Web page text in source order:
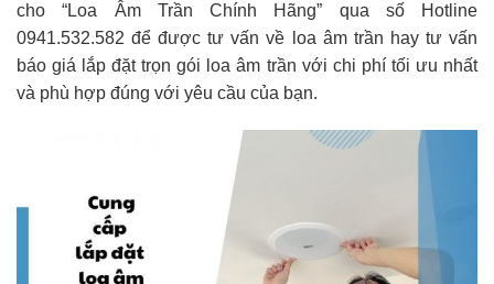
cho “Loa Âm Trần Chính Hãng” qua số Hotline
0941.532.582 để được tư vấn về loa âm trần hay tư vấn
báo giá lắp đặt trọn gói loa âm trần với chi phí tối ưu nhất
và phù hợp đúng với yêu cầu của bạn.